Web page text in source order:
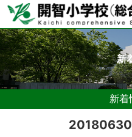
新
新着